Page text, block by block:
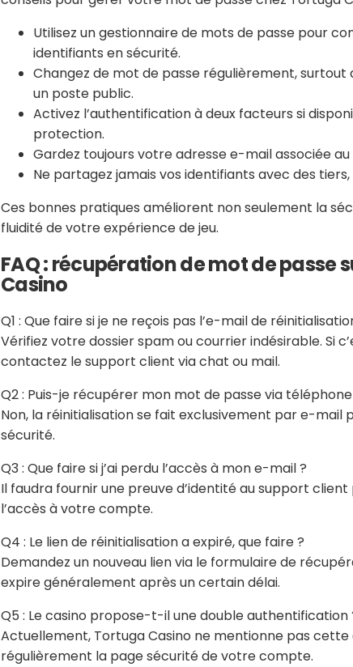
Utilisez un gestionnaire de mots de passe pour
identifiants en sécurité.
Changez de mot de passe régulièrement, surtout
un poste public.
Activez l’authentification à deux facteurs si
protection.
Gardez toujours votre adresse e-mail associée
Ne partagez jamais vos identifiants avec des
Ces bonnes pratiques améliorent non seulement la
fluidité de votre expérience de jeu.
FAQ : récupération de mot de passe
Casino
Q1 : Que faire si je ne reçois pas l’e-mail de
Vérifiez votre dossier spam ou courrier indésirable. Si
contactez le support client via chat ou mail.
Q2 : Puis-je récupérer mon mot de passe via
Non, la réinitialisation se fait exclusivement par e-mail
sécurité.
Q3 : Que faire si j’ai perdu l’accès à mon e-mail ?
Il faudra fournir une preuve d’identité au support
l’accès à votre compte.
Q4 : Le lien de réinitialisation a expiré, que faire ?
Demandez un nouveau lien via le formulaire de
expire généralement après un certain délai.
Q5 : Le casino propose-t-il une double authentification
Actuellement, Tortuga Casino ne mentionne pas cette
régulièrement la page sécurité de votre compte.